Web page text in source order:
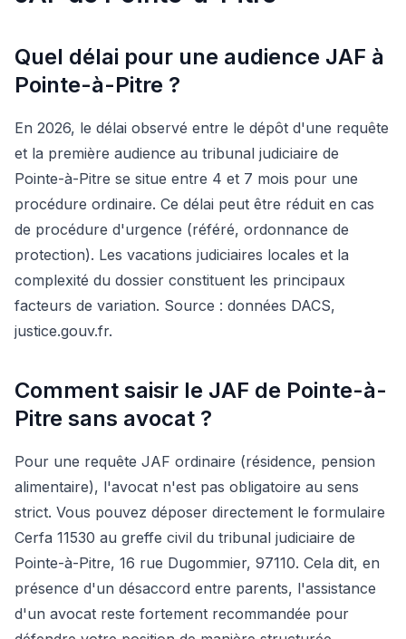
Quel délai pour une audience JAF à
Pointe-à-Pitre ?
En 2026, le délai observé entre le dépôt d'une requête
et la première audience au tribunal judiciaire de
Pointe-à-Pitre se situe entre 4 et 7 mois pour une
procédure ordinaire. Ce délai peut être réduit en cas
de procédure d'urgence (référé, ordonnance de
protection). Les vacations judiciaires locales et la
complexité du dossier constituent les principaux
facteurs de variation. Source : données DACS,
justice.gouv.fr.
Comment saisir le JAF de Pointe-à-
Pitre sans avocat ?
Pour une requête JAF ordinaire (résidence, pension
alimentaire), l'avocat n'est pas obligatoire au sens
strict. Vous pouvez déposer directement le formulaire
Cerfa 11530 au greffe civil du tribunal judiciaire de
Pointe-à-Pitre, 16 rue Dugommier, 97110. Cela dit, en
présence d'un désaccord entre parents, l'assistance
d'un avocat reste fortement recommandée pour